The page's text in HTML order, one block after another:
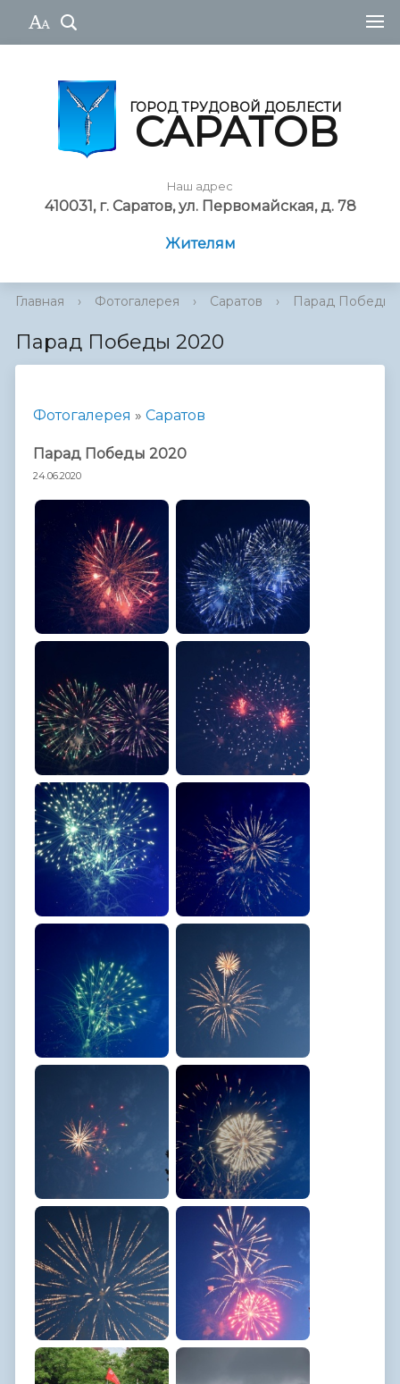
ГОРОД ТРУДОВОЙ ДОБЛЕСТИ
САРАТОВ
Наш адрес
410031, г. Саратов, ул. Первомайская, д. 78
Жителям
Главная › Фотогалерея › Саратов › Парад Победы
Парад Победы 2020
Фотогалерея » Саратов
Парад Победы 2020
24.06.2020